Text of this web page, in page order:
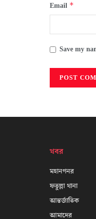
Email *
Save my
খবর
মহানগনর
ফতুল্লা থানা
আন্তর্জাতিক
আমাদের